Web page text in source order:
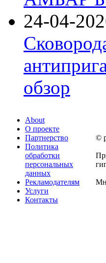
24-04-
обзор
About
О проекте
Партнерство
Политика
обработки
персональных
данных
Рекламодателям
Услуги
Контакты
©